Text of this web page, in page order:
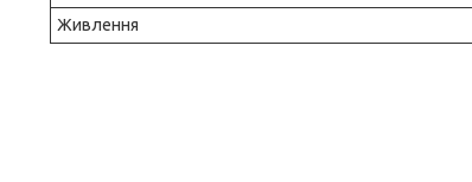
Живлення